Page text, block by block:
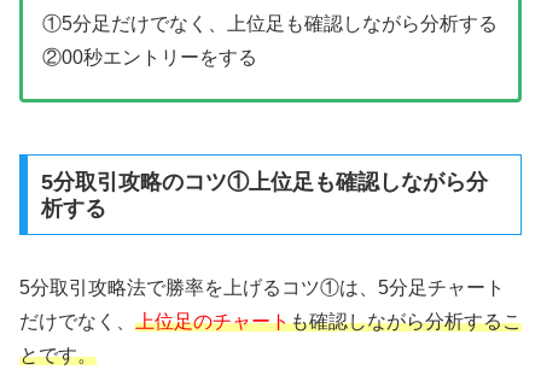
①5分足だけでなく、上位足も確認しながら分析する
②00秒エントリーをする
5分取引攻略のコツ①上位足も確認しながら分
析する
5分取引攻略法で勝率を上げるコツ①は、5分足チャート
だけでなく、 上位足のチャートも確認しながら分析するこ
とです。